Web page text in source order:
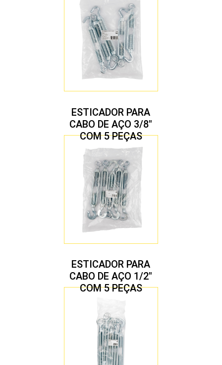
ESTICADOR PARA
CABO DE AÇO 3/8″
COM 5 PEÇAS
ESTICADOR PARA
CABO DE AÇO 1/2″
COM 5 PEÇAS